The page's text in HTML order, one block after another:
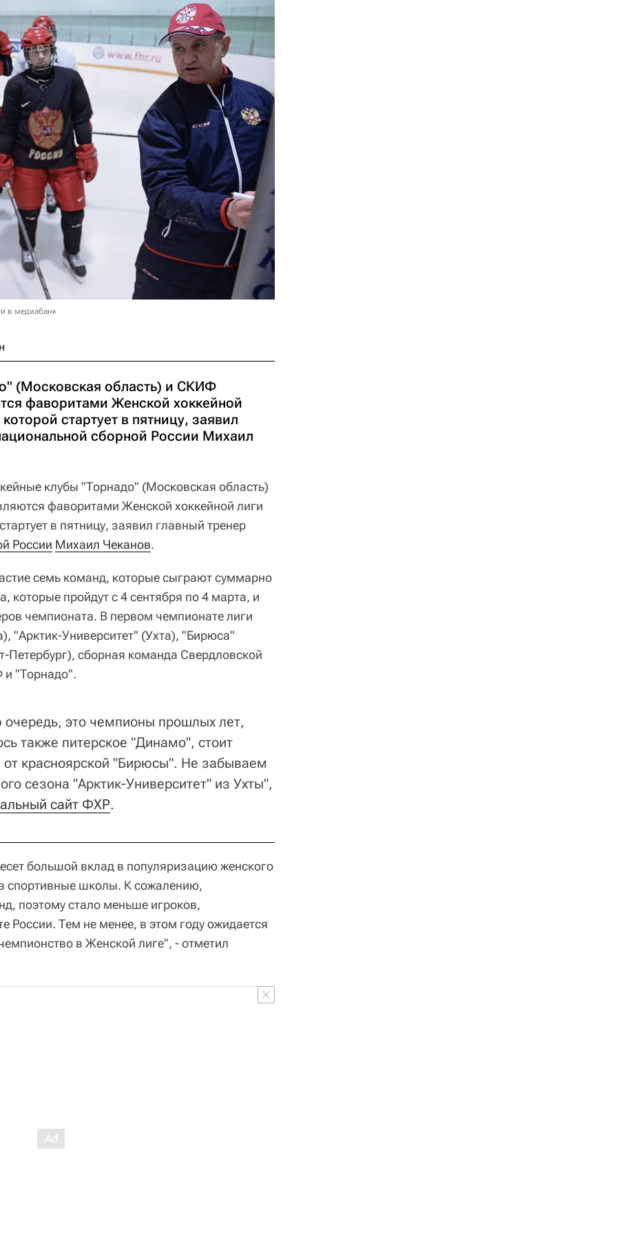
в медиабанк
(Московская область) и СКИФ
фаворитами Женской хоккейной
стартует в пятницу, заявил
сборной России Михаил
клубы "Торнадо" (Московская область)
фаворитами Женской хоккейной лиги
в пятницу, заявил главный тренер
России Михаил Чеканов.
семь команд, которые сыграют суммарно
которые пройдут с 4 сентября по 4 марта, и
чемпионата. В первом чемпионате лиги
"Арктик-Университет" (Ухта), "Бирюса"
сборная команда Свердловской
и "Торнадо".
это чемпионы прошлых лет,
также питерское "Динамо", стоит
от красноярской "Бирюсы". Не забываем
сезона "Арктик-Университет" из Ухты",
сайт ФХР.
большой вклад в популяризацию женского
спортивные школы. К сожалению,
поэтому стало меньше игроков,
России. Тем не менее, в этом году ожидается
в Женской лиге", - отметил